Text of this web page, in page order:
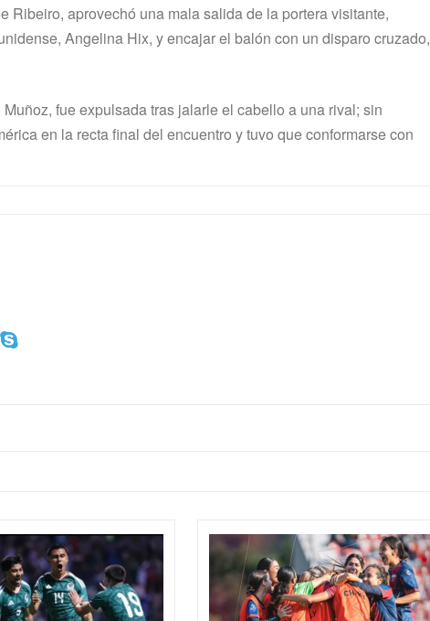
Ribeiro, aprovechó una mala salida de la portera visitante,
Angelina Hix, y encajar el balón con un disparo cruzado,
Muñoz, fue expulsada tras jalarle el cabello a una rival; sin
en la recta final del encuentro y tuvo que conformarse con